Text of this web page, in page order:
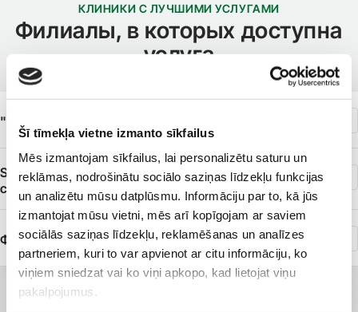
Šī tīmekļa vietne izmanto sīkfailus
Mēs izmantojam sīkfailus, lai personalizētu saturu un
reklāmas, nodrošinātu sociālo saziņas līdzekļu funkcijas
un analizētu mūsu datplūsmu. Informāciju par to, kā jūs
izmantojat mūsu vietni, mēs arī kopīgojam ar saviem
sociālās saziņas līdzekļu, reklamēšanas un analīzes
partneriem, kuri to var apvienot ar citu informāciju, ko
viņiem sniedzat vai ko viņi apkopo, kad lietojat viņu
pakalpojumus.
КЛИНИКИ С ЛУЧШИМИ УСЛУГАМИ
Филиалы, в которых доступна
услуга
"Veselības centrs 4", ул. Кришьяня Барона, 117
SIA «Veselības centrs 4» филиал «Diagnostikas
centrs»
Филиал ООО «Визуальная диагностика» в Гулбене